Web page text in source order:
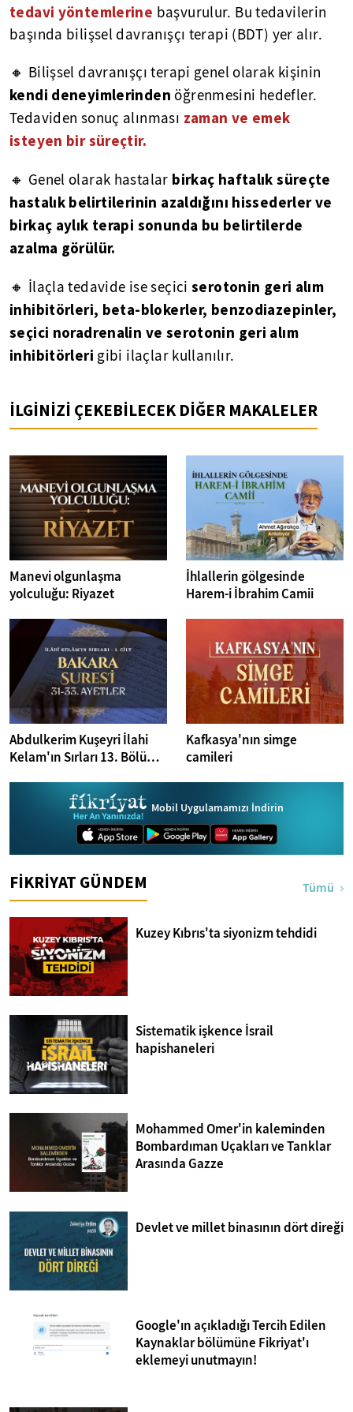
tedavi yöntemlerine başvurulur. Bu tedavilerin
başında bilişsel davranışçı terapi (BDT) yer alır.
🔸 Bilişsel davranışçı terapi genel olarak kişinin
kendi deneyimlerinden öğrenmesini hedefler.
Tedaviden sonuç alınması zaman ve emek
isteyen bir süreçtir.
🔸 Genel olarak hastalar birkaç haftalık süreçte
hastalık belirtilerinin azaldığını hissederler ve
birkaç aylık terapi sonunda bu belirtilerde
azalma görülür.
🔸 İlaçla tedavide ise seçiciserotonin geri alım
inhibitörleri, beta-blokerler, benzodiazepinler,
seçici noradrenalin ve serotonin geri alım
inhibitörleri gibi ilaçlar kullanılır.
İLGİNİZİ ÇEKEBİLECEK DİĞER MAKALELER
Manevi olgunlaşma
yolculuğu: Riyazet
İhlallerin gölgesinde
Harem-i İbrahim Camii
Abdulkerim Kuşeyri İlahi
Kelam'ın Sırları 13. Bölüm I
Ayetler Tefsiri
Kafkasya'nın simge
camileri
Mobil Uygulamamızı İndirin
FİKRİYAT GÜNDEM Tümü
Kuzey Kıbrıs'ta siyonizm tehdidi
Sistematik işkence İsrail
hapishaneleri
Mohammed Omer'in kaleminden
Bombardıman Uçakları ve Tanklar
Arasında Gazze
Devlet ve millet binasının dört direği
Google'ın açıkladığı Tercih Edilen
Kaynaklar bölümüne Fikriyat'ı
eklemeyi unutmayın!